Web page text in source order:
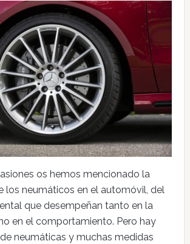
os hemos mencionado la
los neumáticos en el automóvil, del
que desempeñan tanto en la
en el comportamiento. Pero hay
neumáticas y muchas medidas